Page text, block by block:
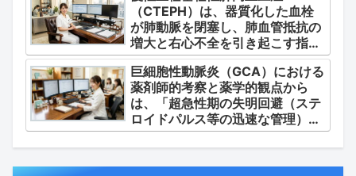
剤・運用」に集約されます。
（CTEPH）は、器質化した血栓
が肺動脈を閉塞し、肺血管抵抗の
増大と右心不全を引き起こす指定
難病（第4群肺高血圧症）です。
巨細胞性動脈炎（GCA）における
薬剤師的考察と薬学的観点から
は、「超急性期の失明回避（ステ
ロイドパルス等の迅速な管理）」
「再燃防止とステロイドの最小化
（トシリズマブやウパダシチニブ
の適正使用）」「長期ステロイド